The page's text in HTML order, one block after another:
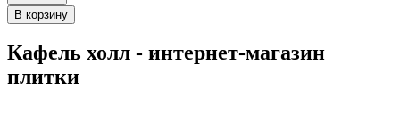
В корзину
Кафель холл - интернет-магазин
плитки